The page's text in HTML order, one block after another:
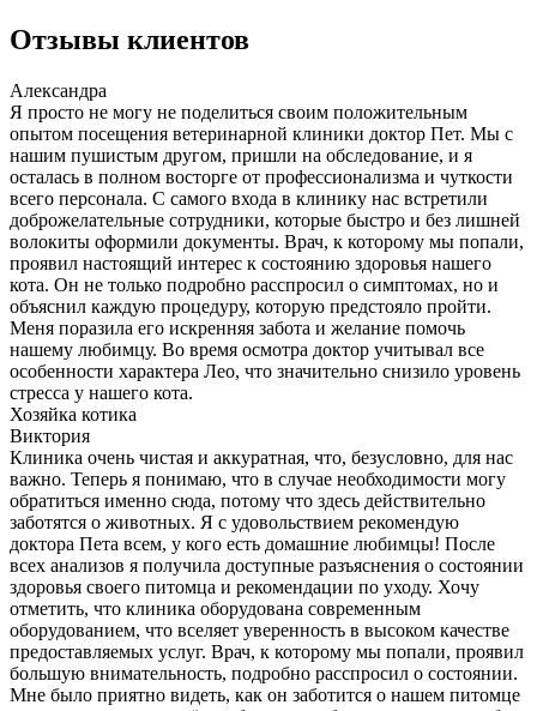
Отзывы клиентов
Александра
Я просто не могу не поделиться своим положительным
опытом посещения ветеринарной клиники доктор Пет. Мы с
нашим пушистым другом, пришли на обследование, и я
осталась в полном восторге от профессионализма и чуткости
всего персонала. С самого входа в клинику нас встретили
доброжелательные сотрудники, которые быстро и без лишней
волокиты оформили документы. Врач, к которому мы попали,
проявил настоящий интерес к состоянию здоровья нашего
кота. Он не только подробно расспросил о симптомах, но и
объяснил каждую процедуру, которую предстояло пройти.
Меня поразила его искренняя забота и желание помочь
нашему любимцу. Во время осмотра доктор учитывал все
особенности характера Лео, что значительно снизило уровень
стресса у нашего кота.
Хозяйка котика
Виктория
Клиника очень чистая и аккуратная, что, безусловно, для нас
важно. Теперь я понимаю, что в случае необходимости могу
обратиться именно сюда, потому что здесь действительно
заботятся о животных. Я с удовольствием рекомендую
доктора Пета всем, у кого есть домашние любимцы! После
всех анализов я получила доступные разъяснения о состоянии
здоровья своего питомца и рекомендации по уходу. Хочу
отметить, что клиника оборудована современным
оборудованием, что вселяет уверенность в высоком качестве
предоставляемых услуг. Врач, к которому мы попали, проявил
большую внимательность, подробно расспросил о состоянии.
Мне было приятно видеть, как он заботится о нашем питомце